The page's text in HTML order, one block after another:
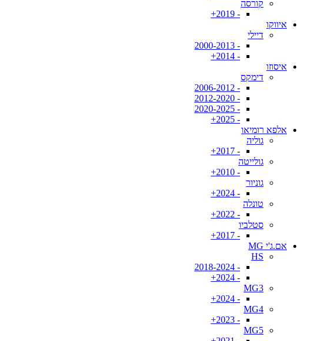
קורסה
- 2019+
איווקו
דיילי
- 2000-2013
- 2014+
איסוזו
דימקס
- 2006-2012
- 2012-2020
- 2020-2025
- 2025+
אלפא רומיאו
גוליה
- 2017+
גולייטה
- 2010+
גוניור
- 2024+
טונלה
- 2022+
סטלביו
- 2017+
אם.ג'י MG
HS
- 2018-2024
- 2024+
MG3
- 2024+
MG4
- 2023+
MG5